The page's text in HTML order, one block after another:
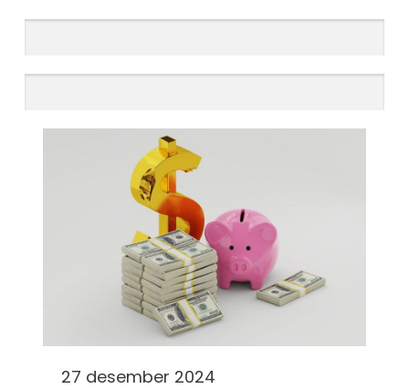
27 desember 2024